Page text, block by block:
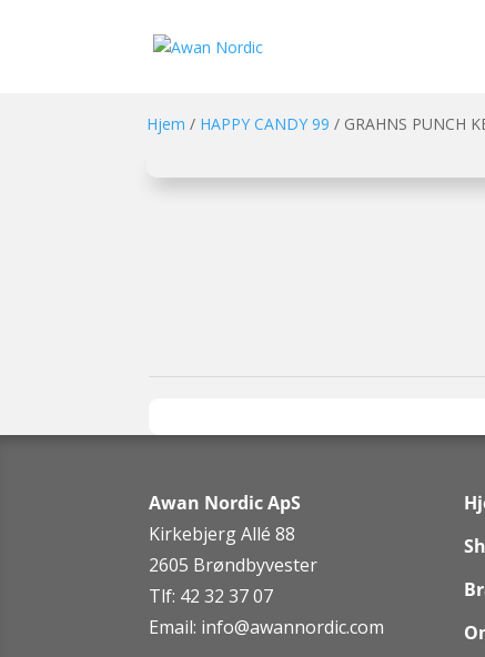
Hjem / HAPPY CANDY 99 / GRAHNS PUNCH
Awan Nordic ApS
Kirkebjerg Allé 88
2605 Brøndbyvester
Tlf: 42 32 37 07
Email: info@awannordic.com